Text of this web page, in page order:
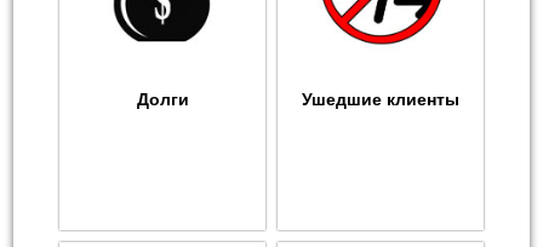
Долги Ушедшие клиенты